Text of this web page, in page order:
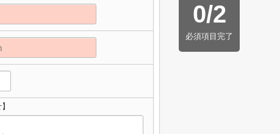
0/2
必須項目完了